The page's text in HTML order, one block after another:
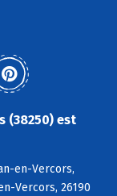
(38250) est
en-Vercors,
Vercors, 26190